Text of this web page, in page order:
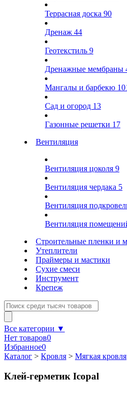
Террасная доска 90
Дренаж 44
Геотекстиль 9
Дренажные мембраны
Мангалы и барбекю
Сад и огород 13
Газонные решетки 17
Вентиляция
Вентиляция цоколя 9
Вентиляция чердака 5
Вентиляция
Вентиляция
Строительные пленки и
Утеплители
Праймеры и мастики
Сухие смеси
Инструмент
Крепеж
Все категории ▼
Нет товаров0
Избранное0
Каталог > Кровля > Мягкая кровля
Клей-герметик Icopal